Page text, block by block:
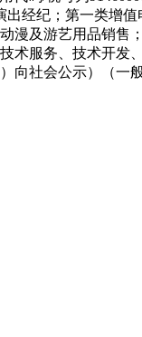
经纪；第一类增
漫及游艺用品销售
术服务、技术开发
向社会公示）（一